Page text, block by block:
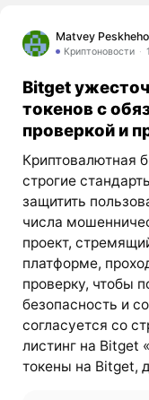
Matvey
Криптоновости
Bitget
токенов с
проверкой и
Криптовалютная
строгие
защитить
числа
проект,
платформе,
проверку, чтобы
безопасность и
согласуется со
листинг на Bitget
токены на Bitget,